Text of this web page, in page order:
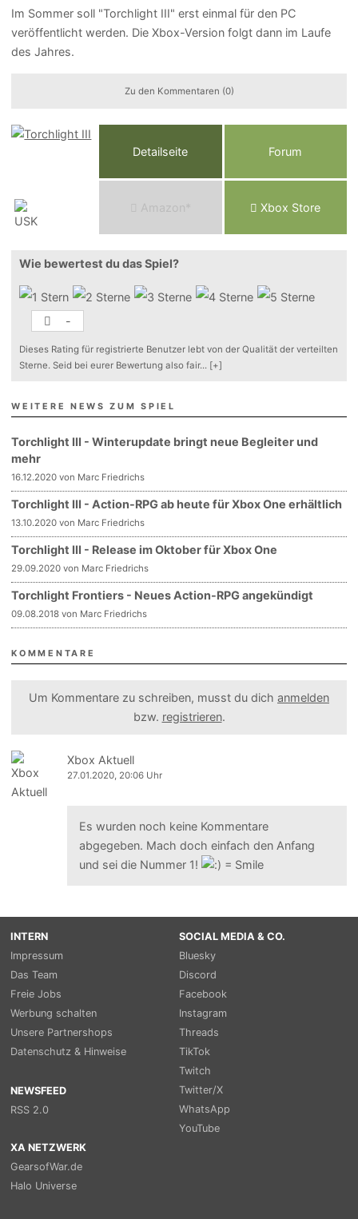
Im Sommer soll "Torchlight III" erst einmal für den PC
veröffentlicht werden. Die Xbox-Version folgt dann im Laufe
des Jahres.
Zu den Kommentaren (0)
Detailseite Forum
Ama o n* Xbox Store
Wie bewertest du das Spiel?
-
Dieses Rating für registrierte Benutzer lebt von der Qualität der verteilten
Sterne. Seid bei eurer Bewertung also fair... [+]
WEITERE NEWS ZUM SPIEL
Torchlight III - Winterupdate bringt neue Begleiter und
mehr
16.12.2020 von Marc Friedrichs
Torchlight III - Action-RPG ab heute für Xbox One erhältlich
13.10.2020 von Marc Friedrichs
Torchlight III - Release im Oktober für Xbox One
29.09.2020 von Marc Friedrichs
Torchlight Frontiers - Neues Action-RPG angekündigt
09.08.2018 von Marc Friedrichs
KOMMENTARE
Um Kommentare zu schreiben, musst du dich anmelden
bzw. registrieren.
Xbox Aktuell
27.01.2020, 20:06 Uhr
Es wurden noch keine Kommentare
abgegeben. Mach doch einfach den Anfang
und sei die Nummer 1!
INTERN
Impressum
Das Team
Freie Jobs
Werbung schalten
Unsere Partnershops
Datenschutz & Hinweise
NEWSFEED
RSS 2.0
SOCIAL MEDIA & CO.
Bluesky
Discord
Facebook
Instagram
Threads
TikTok
Twitch
Twitter/X
WhatsApp
YouTube
XA NETZWERK
GearsofWar.de
Halo Universe